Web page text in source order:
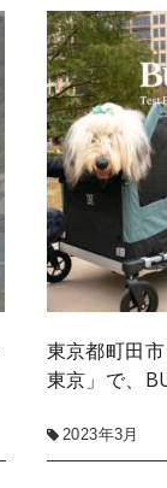
東京都町田
東京」で、
2023年3月